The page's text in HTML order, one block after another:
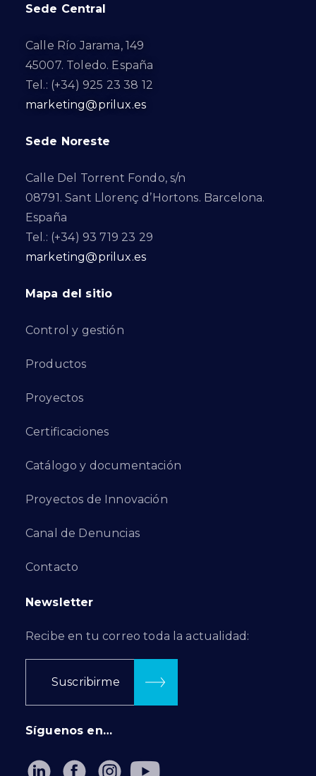
Sede Central
Calle Río Jarama, 149
45007. Toledo. España
Tel.: (+34) 925 23 38 12
marketing@prilux.es
Sede Noreste
Calle Del Torrent Fondo, s/n
08791. Sant Llorenç d’Hortons. Barcelona.
España
Tel.: (+34) 93 719 23 29
marketing@prilux.es
Mapa del sitio
Control y gestión
Productos
Proyectos
Certificaciones
Catálogo y documentación
Proyectos de Innovación
Canal de Denuncias
Contacto
Newsletter
Recibe en tu correo toda la actualidad:
Suscribirme
Síguenos en…